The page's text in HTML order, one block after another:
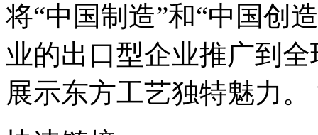
将“中国制造”和“中国创
业的出口型企业推广到
展示东方工艺独特魅力